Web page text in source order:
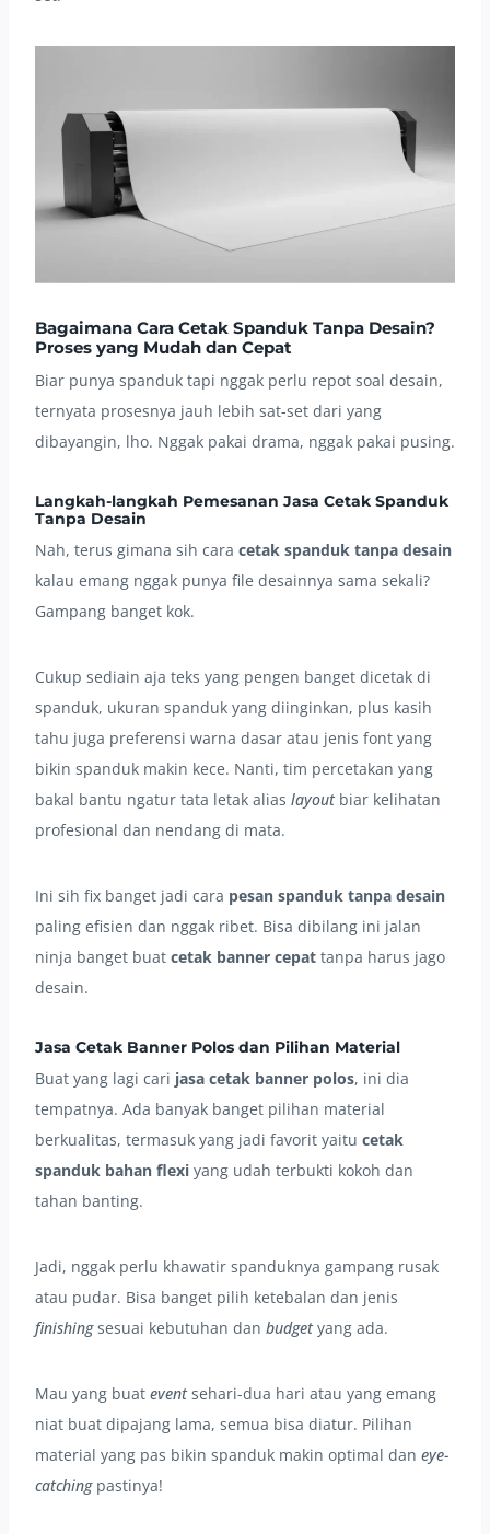
Bagaimana Cara Cetak Spanduk Tanpa Desain?
Proses yang Mudah dan Cepat
Biar punya spanduk tapi nggak perlu repot soal desain,
ternyata prosesnya jauh lebih sat-set dari yang
dibayangin, lho. Nggak pakai drama, nggak pakai pusing.
Langkah-langkah Pemesanan Jasa Cetak Spanduk
Tanpa Desain
Nah, terus gimana sih cara cetak spanduk tanpa desain
kalau emang nggak punya file desainnya sama sekali?
Gampang banget kok.
Cukup sediain aja teks yang pengen banget dicetak di
spanduk, ukuran spanduk yang diinginkan, plus kasih
tahu juga preferensi warna dasar atau jenis font yang
bikin spanduk makin kece. Nanti, tim percetakan yang
bakal bantu ngatur tata letak alias layoutbiar kelihatan
profesional dan nendang di mata.
Ini sih fix banget jadi cara pesan spanduk tanpa desain
paling efisien dan nggak ribet. Bisa dibilang ini jalan
ninja banget buat cetak banner cepat tanpa harus jago
desain.
Jasa Cetak Banner Polos dan Pilihan Material
Buat yang lagi cari jasa cetak banner polos, ini dia
tempatnya. Ada banyak banget pilihan material
berkualitas, termasuk yang jadi favorit yaitu cetak
spanduk bahan flexi yang udah terbukti kokoh dan
tahan banting.
Jadi, nggak perlu khawatir spanduknya gampang rusak
atau pudar. Bisa banget pilih ketebalan dan jenis
finishingsesuai kebutuhan dan budgetyang ada.
Mau yang buat eventsehari-dua hari atau yang emang
niat buat dipajang lama, semua bisa diatur. Pilihan
material yang pas bikin spanduk makin optimal dan eye-
catchingpastinya!